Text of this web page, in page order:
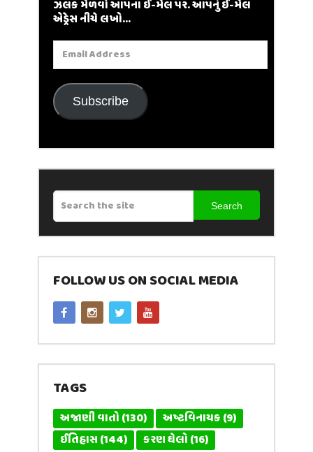
ઝલક મેળવો આપના ઈ-મેલ પર. આપનું ઈ-મેલ
એડ્રેસ નીચે લખો...
Email
Address
Subscribe
Search
FOLLOW US ON SOCIAL MEDIA
TAGS
અજાણી વાતો(130) અષ્ટવિનાયક(9)
ઈતિહાસ(144) કરણ ઘેલો(16)